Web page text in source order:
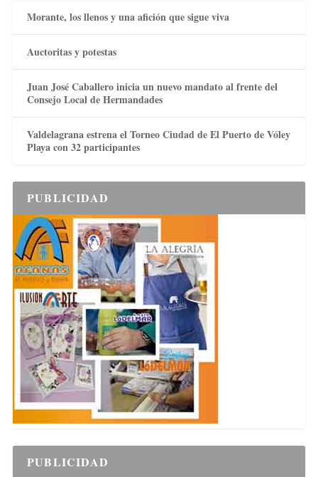
Morante, los llenos y una afición que sigue viva
Auctoritas y potestas
Juan José Caballero inicia un nuevo mandato al frente del
Consejo Local de Hermandades
Valdelagrana estrena el Torneo Ciudad de El Puerto de Vóley
Playa con 32 participantes
PUBLICIDAD
PUBLICIDAD